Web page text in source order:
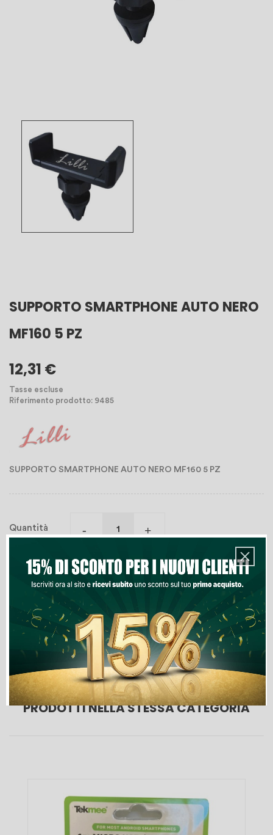
SUPPORTO SMARTPHONE AUTO NERO
MF160 5 PZ
12,31 €
Tasse escluse
Riferimento prodotto: 9485
SUPPORTO SMARTPHONE AUTO NERO MF160 5 PZ
Quantità
Aggiungi Al Carrello
Lista Dei Desideri
PRODOTTI NELLA STESSA CATEGORIA